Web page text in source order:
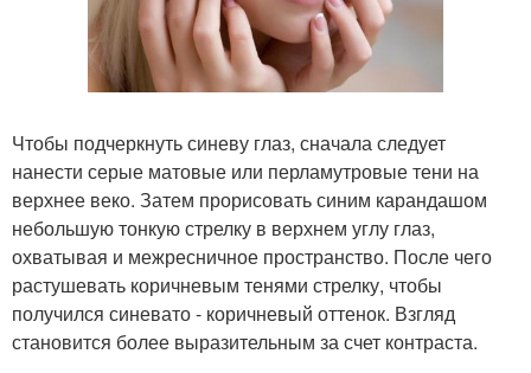
Чтобы подчеркнуть синеву глаз, сначала следует
нанести серые матовые или перламутровые тени на
верхнее веко. Затем прорисовать синим карандашом
небольшую тонкую стрелку в верхнем углу глаз,
охватывая и межресничное пространство. После чего
растушевать коричневым тенями стрелку, чтобы
получился синевато - коричневый оттенок. Взгляд
становится более выразительным за счет контраста.